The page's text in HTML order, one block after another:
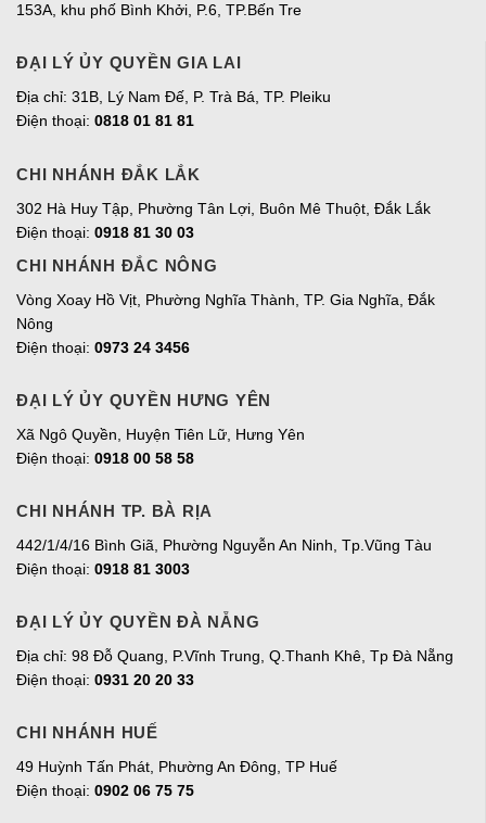
153A, khu phố Bình Khởi, P.6, TP.Bến Tre
ĐẠI LÝ ỦY QUYỀN GIA LAI
Địa chỉ: 31B, Lý Nam Đế, P. Trà Bá, TP. Pleiku
Điện thoại: 0818 01 81 81
CHI NHÁNH ĐẮK LẮK
302 Hà Huy Tập, Phường Tân Lợi, Buôn Mê Thuột, Đắk Lắk
Điện thoại: 0918 81 30 03
CHI NHÁNH ĐẮC NÔNG
Vòng Xoay Hồ Vịt, Phường Nghĩa Thành, TP. Gia Nghĩa, Đắk
Nông
Điện thoại: 0973 24 3456
ĐẠI LÝ ỦY QUYỀN HƯNG YÊN
Xã Ngô Quyền, Huyện Tiên Lữ, Hưng Yên
Điện thoại: 0918 00 58 58
CHI NHÁNH TP. BÀ RỊA
442/1/4/16 Bình Giã, Phường Nguyễn An Ninh, Tp.Vũng Tàu
Điện thoại: 0918 81 3003
ĐẠI LÝ ỦY QUYỀN ĐÀ NẴNG
Địa chỉ: 98 Đỗ Quang, P.Vĩnh Trung, Q.Thanh Khê, Tp Đà Nẵng
Điện thoại: 0931 20 20 33
CHI NHÁNH HUẾ
49 Huỳnh Tấn Phát, Phường An Đông, TP Huế
Điện thoại: 0902 06 75 75